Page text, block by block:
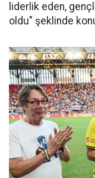
liderlik eden,
oldu" şeklinde